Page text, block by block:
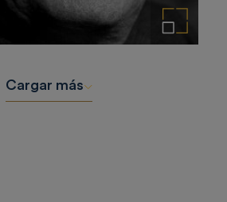
Ampliar imagen
Cargar más